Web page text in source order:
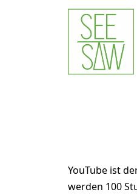
YouTube ist
werden 100